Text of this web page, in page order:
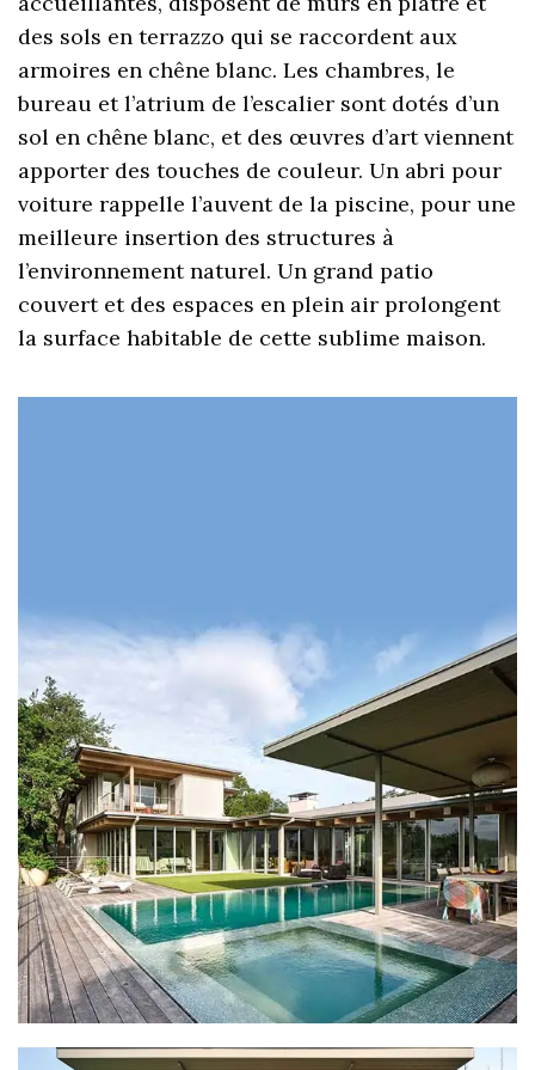
des sols en terrazzo qui se raccordent aux
armoires en chêne blanc. Les chambres, le
bureau et l’atrium de l’escalier sont dotés d’un
sol en chêne blanc, et des œuvres d’art viennent
apporter des touches de couleur. Un abri pour
voiture rappelle l’auvent de la piscine, pour une
meilleure insertion des structures à
l’environnement naturel. Un grand patio
couvert et des espaces en plein air prolongent
la surface habitable de cette sublime maison.